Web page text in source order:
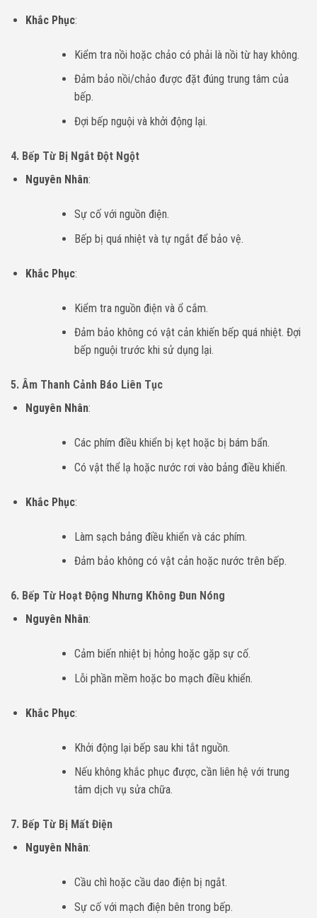
Khắc Phục:
Kiểm tra nồi hoặc chảo có phải là nồi từ hay không.
Đảm bảo nồi/chảo được đặt đúng trung tâm của
bếp.
Đợi bếp nguội và khởi động lại.
4. Bếp Từ Bị Ngắt Đột Ngột
Nguyên Nhân:
Sự cố với nguồn điện.
Bếp bị quá nhiệt và tự ngắt để bảo vệ.
Khắc Phục:
Kiểm tra nguồn điện và ổ cắm.
Đảm bảo không có vật cản khiến bếp quá nhiệt. Đợi
bếp nguội trước khi sử dụng lại.
5. Âm Thanh Cảnh Báo Liên Tục
Nguyên Nhân:
Các phím điều khiển bị kẹt hoặc bị bám bẩn.
Có vật thể lạ hoặc nước rơi vào bảng điều khiển.
Khắc Phục:
Làm sạch bảng điều khiển và các phím.
Đảm bảo không có vật cản hoặc nước trên bếp.
6. Bếp Từ Hoạt Động Nhưng Không Đun Nóng
Nguyên Nhân:
Cảm biến nhiệt bị hỏng hoặc gặp sự cố.
Lỗi phần mềm hoặc bo mạch điều khiển.
Khắc Phục:
Khởi động lại bếp sau khi tắt nguồn.
Nếu không khắc phục được, cần liên hệ với trung
tâm dịch vụ sửa chữa.
7. Bếp Từ Bị Mất Điện
Nguyên Nhân:
Cầu chì hoặc cầu dao điện bị ngắt.
Sự cố với mạch điện bên trong bếp.